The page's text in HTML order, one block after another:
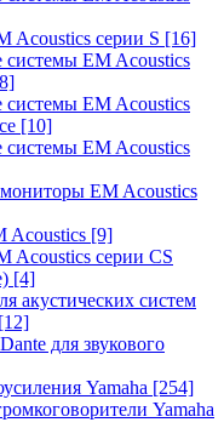
Acoustics серии S [16]
системы EM Acoustics
системы EM Acoustics
[10]
системы EM Acoustics
EM Acoustics
Acoustics [9]
Acoustics серии CS
[4]
акустических систем
[12]
для звукового
Yamaha [254]
Yamaha